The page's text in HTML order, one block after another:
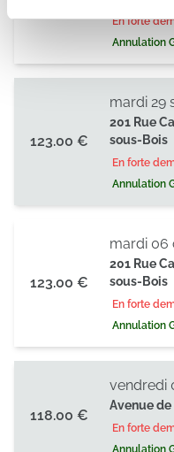
Les cookies nous
et les annonces, d'offrir
médias sociaux et
notre site avec nos
publicité et d'analyse,
avec d'autres
ou qu'ils ont collectées
En forte
Annulation
123.00 €
201 Rue
sous-Bois
En forte
Annulation
mardi 29
123.00 €
201 Rue
sous-Bois
En forte
Annulation
mardi 06
118.00 €
Avenue
En forte
Annulation
vendredi